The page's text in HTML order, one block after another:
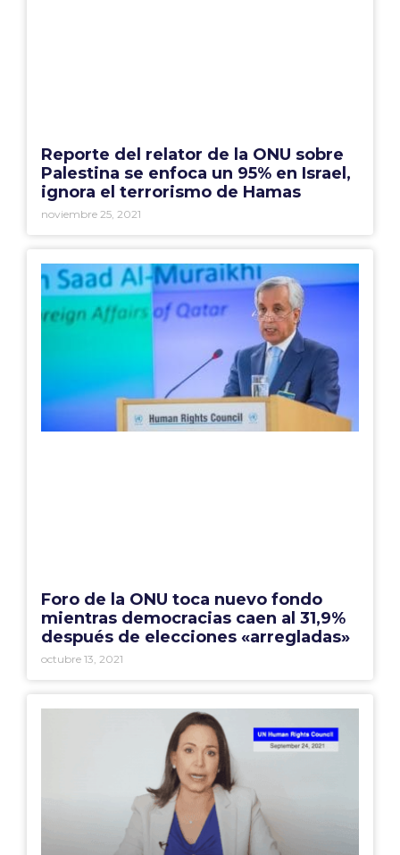
Reporte del relator de la ONU sobre
Palestina se enfoca un 95% en Israel,
ignora el terrorismo de Hamas
noviembre 25, 2021
Foro de la ONU toca nuevo fondo
mientras democracias caen al 31,9%
después de elecciones «arregladas»
octubre 13, 2021